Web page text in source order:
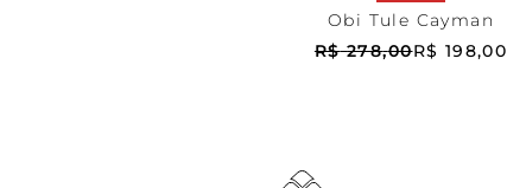
Obi Tule Cayman
R$ 278,00R$ 198,00